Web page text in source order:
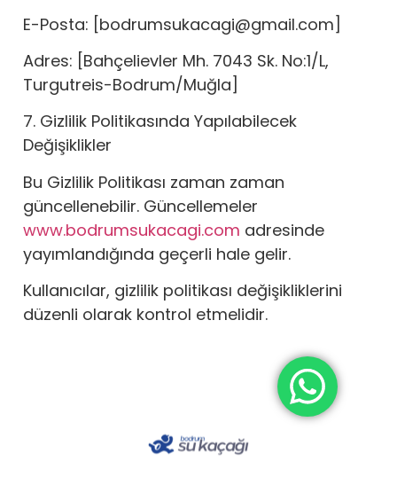
E-Posta: [bodrumsukacagi@gmail.com]
Adres: [Bahçelievler Mh. 7043 Sk. No:1/L,
Turgutreis-Bodrum/Muğla]
7. Gizlilik Politikasında Yapılabilecek
Değişiklikler
Bu Gizlilik Politikası zaman zaman
güncellenebilir. Güncellemeler
www.bodrumsukacagi.com adresinde
yayımlandığında geçerli hale gelir.
Kullanıcılar, gizlilik politikası değişikliklerini
düzenli olarak kontrol etmelidir.